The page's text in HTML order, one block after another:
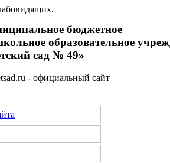
.
бюджетное
образовательное
сад № 49»
- официальный сайт